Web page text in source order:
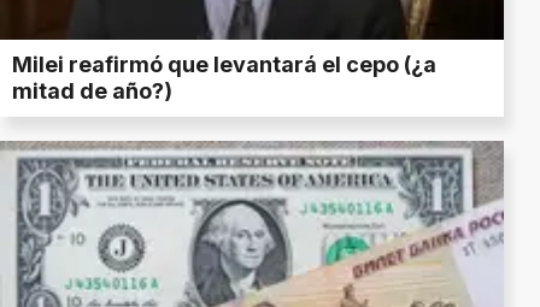
Milei reafirmó que levantará el cepo (¿a
mitad de año?)